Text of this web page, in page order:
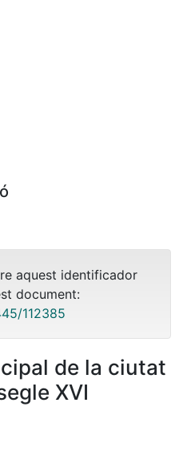
aquest identificador
document:
112385
de la ciutat
XVI